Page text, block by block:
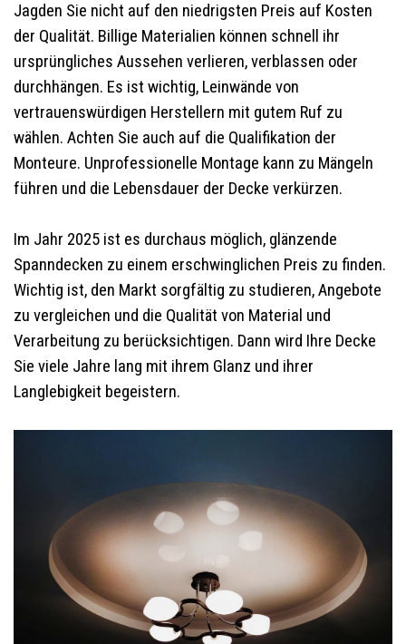
Jagden Sie nicht auf den niedrigsten Preis auf Kosten
der Qualität. Billige Materialien können schnell ihr
ursprüngliches Aussehen verlieren, verblassen oder
durchhängen. Es ist wichtig, Leinwände von
vertrauenswürdigen Herstellern mit gutem Ruf zu
wählen. Achten Sie auch auf die Qualifikation der
Monteure. Unprofessionelle Montage kann zu Mängeln
führen und die Lebensdauer der Decke verkürzen.
Im Jahr 2025 ist es durchaus möglich, glänzende
Spanndecken zu einem erschwinglichen Preis zu finden.
Wichtig ist, den Markt sorgfältig zu studieren, Angebote
zu vergleichen und die Qualität von Material und
Verarbeitung zu berücksichtigen. Dann wird Ihre Decke
Sie viele Jahre lang mit ihrem Glanz und ihrer
Langlebigkeit begeistern.